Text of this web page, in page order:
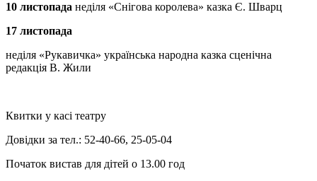
10 листопада неділя «Снігова королева» казка Є. Шварц
17 листопада
неділя «Рукавичка» українська народна казка сценічна
редакція В. Жили
Квитки у касі театру
Довідки за тел.: 52-40-66, 25-05-04
Початок вистав для дітей о 13.00 год